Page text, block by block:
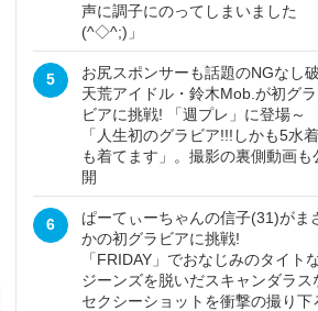
声に調子にのってしまいました
(^◇^;)」
5
お尻スポンサーも話題のNGなし破
天荒アイドル・鈴木Mob.が初グラ
ビアに挑戦! 「週プレ」に登場～
「人生初のグラビア!!!しかも5水着
も着てます」。撮影の裏側動画も
開
6
ぱーてぃーちゃんの信子(31)がま
かの初グラビアに挑戦!
「FRIDAY」でおなじみのタイト
ジーンズを脱いだスキャンダラス
セクシーショットを衝撃の撮り下